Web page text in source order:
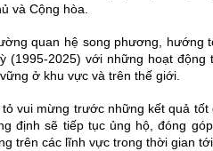
và Cộng hòa.
quan hệ song phương, hướng
(1995-2025) với những hoạt
ở khu vực và trên thế giới.
vui mừng trước những kết quả tốt
định sẽ tiếp tục ủng hộ, đóng
trên các lĩnh vực trong thời gian